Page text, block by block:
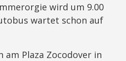
wird um 9.00
wartet schon auf
am Plaza Zocodover in